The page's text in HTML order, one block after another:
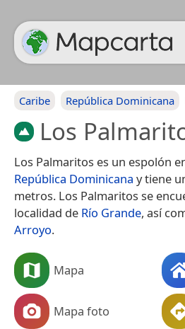
Caribe República Dominicana
Los
Los Palmaritos es un espolón
República Dominicana y tiene
metros. Los Palmaritos se
localidad de Río Grande, así
Arroyo.
Mapa
Mapa foto